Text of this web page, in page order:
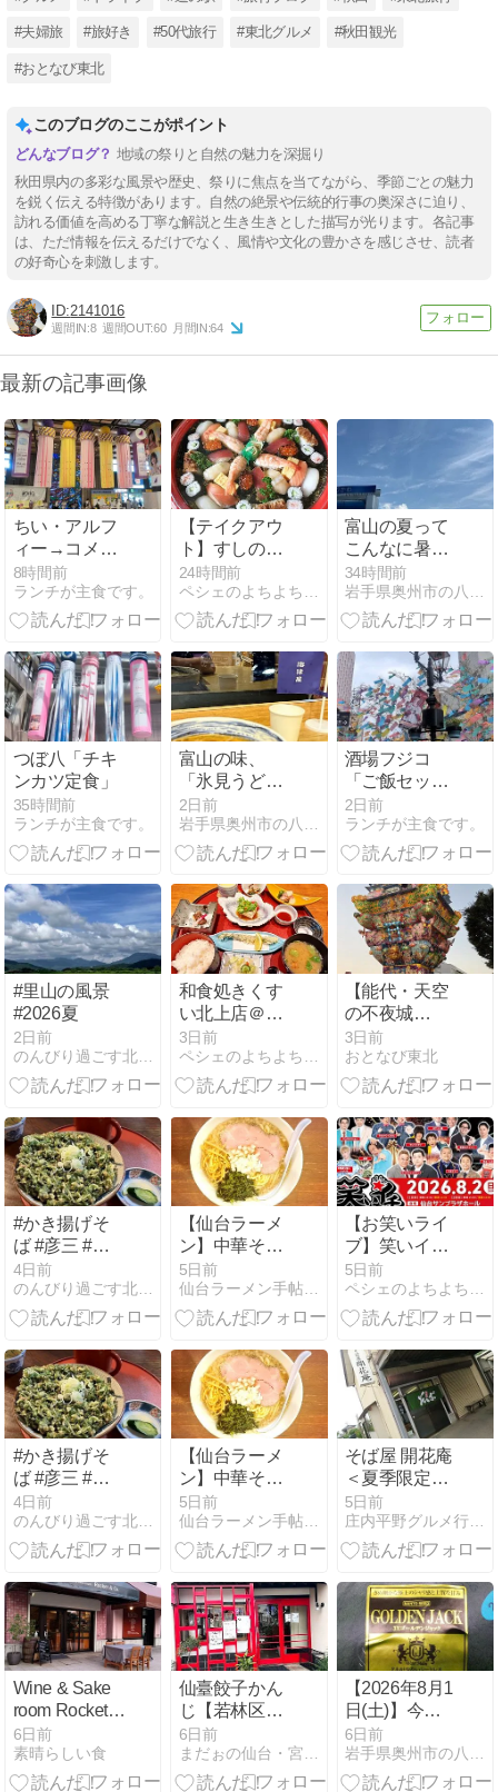
#夫婦旅 #旅好き #50代旅行 #東北グルメ #秋田観光
#おとなび東北
このブログのここがポイント
地域の祭りと自然の魅力を深掘り
秋田県内の多彩な風景や歴史、祭りに焦点を当てながら、季節ごとの魅力
を鋭く伝える特徴があります。自然の絶景や伝統的行事の奥深さに迫り、
訪れる価値を高める丁寧な解説と生き生きとした描写が光ります。各記事
は、ただ情報を伝えるだけでなく、風情や文化の豊かさを感じさせ、読者
の好奇心を刺激します。
2141016
週間IN:8 週間OUT:60 月間IN:64
最新の記事画像
ちい・アルフ
ィー→コメダ
珈琲店「アイ
スミルクテイ
ー」＆「選べ
グ」
8時間前
ランチが主食です。
【テイクアウ
ト】すしの山
留@岩手県盛
岡市
24時間前
富山の夏って
こんなに暑か
ったの？
34時間前
つぼ八「チキ
ンカツ定食」
35時間前
ランチが主食です。
富山の味、
「氷見うど
ん」を食す
2日前
酒場フジコ
「ご飯セッ
ト」＋「ネギ
トロ」とか
2日前
ランチが主食です。
#里山の風景
#2026夏
2日前
のんびり過ごす北東北
和食処きくす
い北上店＠岩
手県北上市
3日前
【能代・天空
の不夜城
2026】高さ
24mの巨大灯
籠に妻と絶
りとはまった
く違う、秋田
のもう一つの
夏
3日前
おとなび東北
#かき揚げそ
ば #彦三 #西
馬音内盆踊り
4日前
のんびり過ごす北東北
【仙台ラーメ
ン】中華そば
かけはしレビ
ュー｜初訪問
で出会った背
完成度
5日前
【お笑いライ
ブ】笑いイチ
in仙台
5日前
#かき揚げそ
ば #彦三 #西
馬音内盆踊り
4日前
のんびり過ごす北東北
【仙台ラーメ
ン】中華そば
かけはしレビ
ュー｜初訪問
で出会った背
完成度
5日前
そば屋 開花庵
＜夏季限定・
冷たいラーメ
ン＞ -山形県
酒田市-
5日前
Wine & Sake
room Rocket
＆ Co. 夏鹿の
ロースト、鱸
のエスカベッ
6日前
素晴らしい食
仙臺餃子かん
じ【若林区白
萩町】
6日前
【2026年8月1
日(土)】今週
の岩手県産野
菜の出荷状況
は〜？
6日前